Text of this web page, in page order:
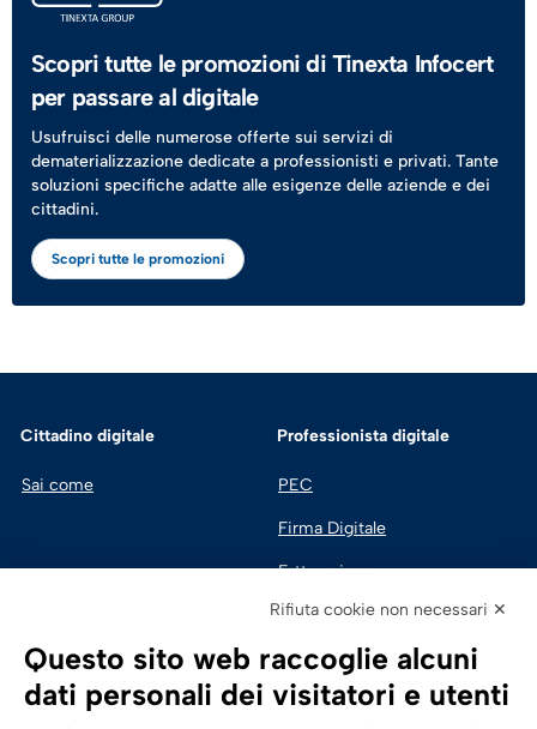
Scopri tutte le promozioni di Tinexta Infocert
per passare al digitale
Usufruisci delle numerose offerte sui servizi di
dematerializzazione dedicate a professionisti e privati. Tante
soluzioni specifiche adatte alle esigenze delle aziende e dei
cittadini.
Scopri tutte le promozioni
Cittadino digitale
Sai come
Professionista digitale
PEC
Firma Digitale
Fatturazione
Sicurezza Digitale
Rifiuta cookie non necessari ✕
Questo sito web raccoglie alcuni
dati personali dei visitatori e utenti